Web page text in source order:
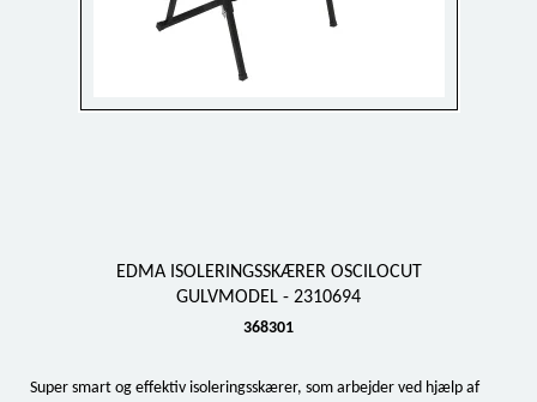
EDMA ISOLERINGSSKÆRER OSCILOCUT
GULVMODEL - 2310694
368301
Super smart og effektiv isoleringsskærer, som arbejder ved hjælp af